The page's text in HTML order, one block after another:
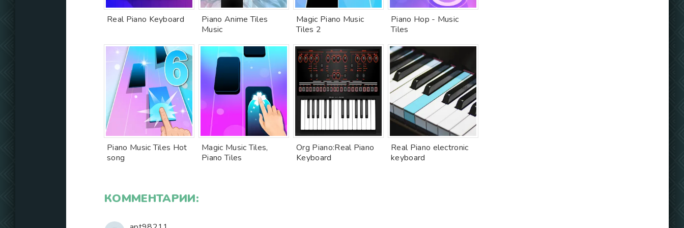
Real Piano Keyboard
Piano Anime Tiles
Music
Magic Piano Music
Tiles 2
Piano Hop - Music
Tiles
Piano Music Tiles Hot
song
Magic Music Tiles,
Piano Tiles
Org Piano:Real Piano
Keyboard
Real Piano electronic
keyboard
КОММЕНТАРИИ: